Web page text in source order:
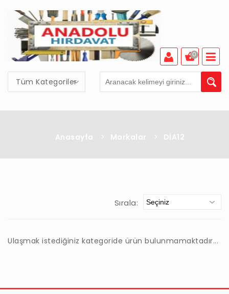
Tüm Kategoriler
0
Anasayfa > Markalar > DİA12
Sırala:
Ulaşmak istediğiniz kategoride ürün bulunmamaktadır...